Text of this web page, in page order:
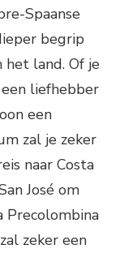
Spaanse
begrip
het land. Of je
liefhebber
een
zal je zeker
naar Costa
José om
Precolombina
zeker een